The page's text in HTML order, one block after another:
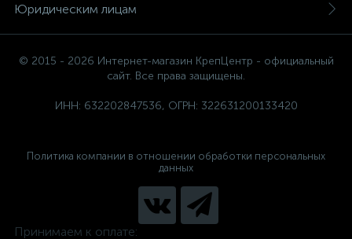
Юридическим лицам
© 2015 - 2026 Интернет-магазин КрепЦентр - официальный
сайт. Все права защищены.
ИНН: 632202847536, ОГРН: 322631200133420
Политика компании в отношении обработки персональных
данных
Принимаем к оплате: